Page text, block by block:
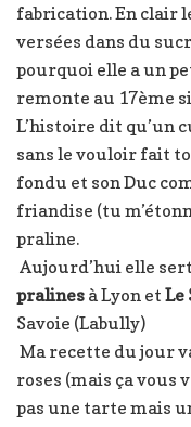
fabrication. En clair
versées dans du
pourquoi elle a un
remonte au 17ème
L’histoire dit qu’un
sans le vouloir fait
fondu et son Duc
friandise (tu
praline.
Aujourd’hui elle
pralines à Lyon et Le
Savoie (Labully)
Ma recette du jour
roses (mais ça vous
pas une tarte mais